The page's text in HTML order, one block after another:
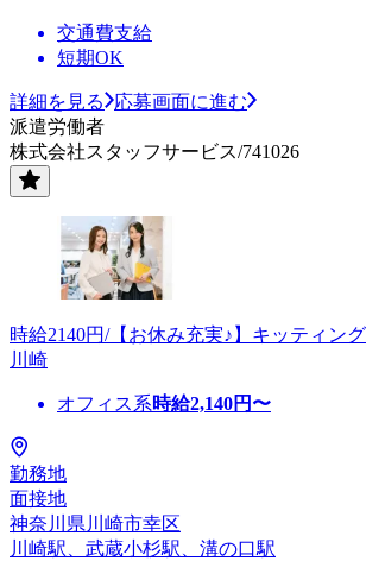
交通費支給
短期OK
詳細を見る
応募画面に進む
派遣労働者
株式会社スタッフサービス/741026
時給2140円/【お休み充実♪】キッティン
川崎
オフィス系時給2,140円〜
勤務地
面接地
神奈川県川崎市幸区
川崎駅、武蔵小杉駅、溝の口駅